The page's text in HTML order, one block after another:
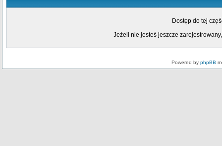
Dostęp do tej
Jeżeli nie jesteś jeszcze
Powered by phpBB